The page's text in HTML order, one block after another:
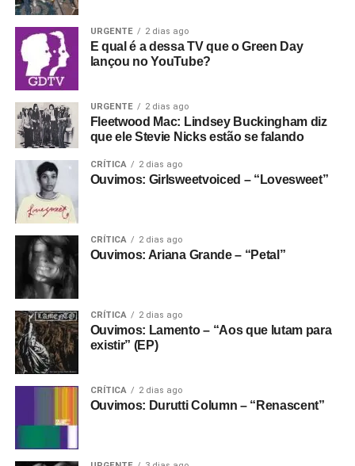
URGENTE 2 dias ago
E qual é a dessa TV que o Green Day
lançou no YouTube?
URGENTE 2 dias ago
Fleetwood Mac: Lindsey Buckingham diz
que ele Stevie Nicks estão se falando
CRÍTICA 2 dias ago
Ouvimos: Girlsweetvoiced – “Lovesweet”
CRÍTICA 2 dias ago
Ouvimos: Ariana Grande – “Petal”
CRÍTICA 2 dias ago
Ouvimos: Lamento – “Aos que lutam para
existir” (EP)
CRÍTICA 2 dias ago
Ouvimos: Durutti Column – “Renascent”